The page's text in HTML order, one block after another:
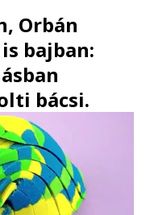
Orbán
bajban:
bácsi.